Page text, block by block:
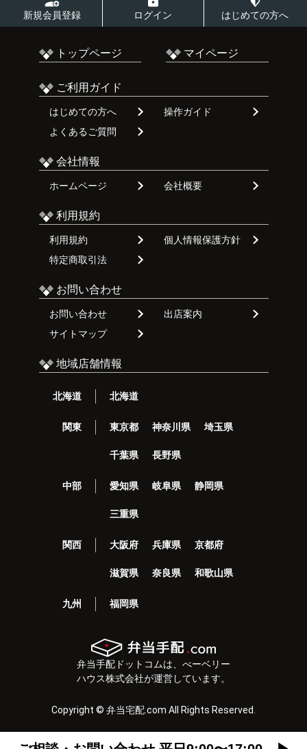
新規会員登録 ログイン はじめての方へ
トップページ マイページ
ご利用ガイド
はじめての方へ
操作ガイド
よくあるご質問
会社情報
ホームページ 会社概要
利用規約
利用規約
個人情報保護方針
特定商取引法
お問い合わせ
お問い合わせ
出店案内
サイトマップ
地域店舗情報
北海道 北海道
関東 東京都 神奈川県 埼玉県
千葉県 長野県
中部 愛知県 岐阜県 静岡県
三重県
関西 大阪府 兵庫県 京都府
滋賀県 奈良県 和歌山県
九州 福岡県
弁当手配ドットコムは、べーベリー
ハウス株式会社が運営しています。
Copyright © 弁当宅配.com All Rights Reserved.